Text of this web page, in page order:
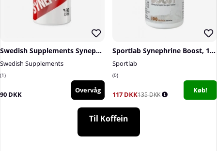
Swedish Supplements Synephrine, 90 caps
Swedish Supplements
1
90 DKK Overvåg
Sportlab Synephrine Boost, 100 tabs
Sportlab
0
117 DKK135 DKK
Køb!
Til Koffein